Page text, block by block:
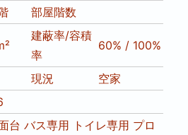
部屋階数
建蔽率/容積
率
60% / 100%
現況
空家
台 バス専用 トイレ専用 プロ